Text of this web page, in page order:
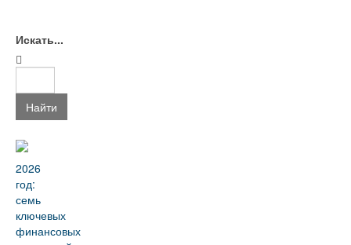
Искать...
Найти
2026
год:
семь
ключевых
финансовых